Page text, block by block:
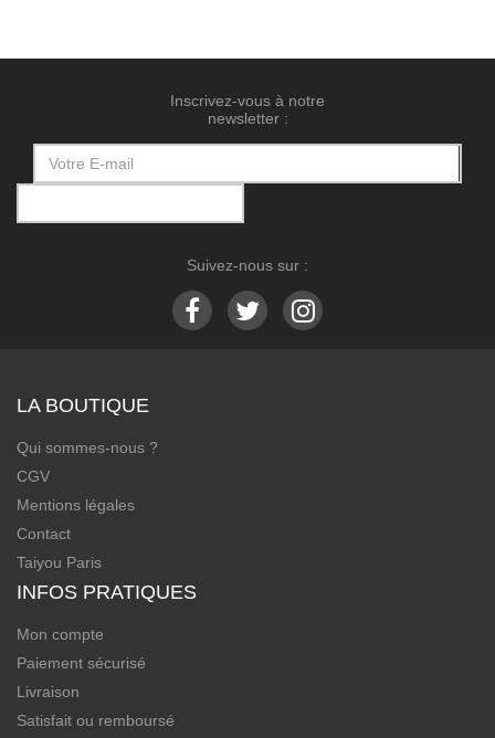
Inscrivez-vous à notre
newsletter :
Suivez-nous sur :
LA BOUTIQUE
Qui sommes-nous ?
CGV
Mentions légales
Contact
Taiyou Paris
INFOS PRATIQUES
Mon compte
Paiement sécurisé
Livraison
Satisfait ou remboursé